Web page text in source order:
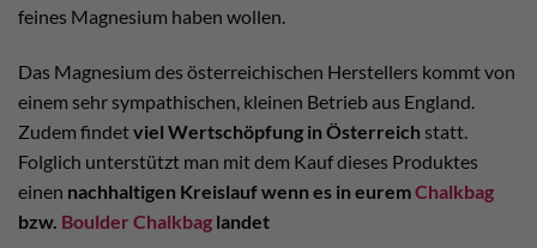
feines Magnesium haben wollen.
Das Magnesium des österreichischen Herstellers kommt von
einem sehr sympathischen, kleinen Betrieb aus England.
Zudem findetviel Wertschöpfung in Österreich statt.
Folglich unterstützt man mit dem Kauf dieses Produktes
einen nachhaltigen Kreislauf wenn es in euremChalkbag
bzw. Boulder Chalkbag landet